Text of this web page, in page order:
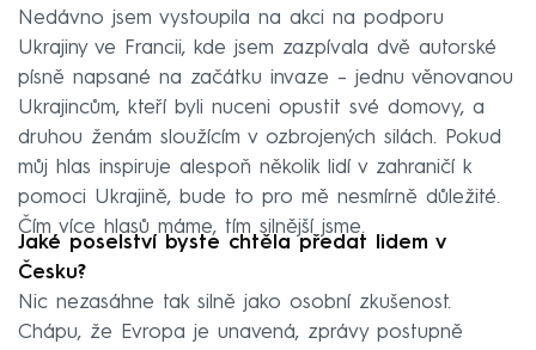
Nedávno jsem vystoupila na akci na podporu
Ukrajiny ve Francii, kde jsem zazpívala dvě autorské
písně napsané na začátku invaze – jednu věnovanou
Ukrajincům, kteří byli nuceni opustit své domovy, a
druhou ženám sloužícím v ozbrojených silách. Pokud
můj hlas inspiruje alespoň několik lidí v zahraničí k
pomoci Ukrajině, bude to pro mě nesmírně důležité.
Čím více hlasů máme, tím silnější jsme.
Jaké poselství byste chtěla předat lidem v
Česku?
Nic nezasáhne tak silně jako osobní zkušenost.
Chápu, že Evropa je unavená, zprávy postupně